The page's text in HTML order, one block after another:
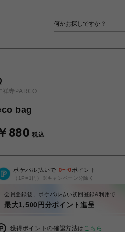
祥寺PARCO
bag
￥880 税込
ポケパル払いで 0〜0ポイント
（1P=1円）※キャンペーン分除く
会員登録後、ポケパル払い初回登録&利用で
最大1,500円分ポイント進呈
獲得ポイントの確認方法はこちら